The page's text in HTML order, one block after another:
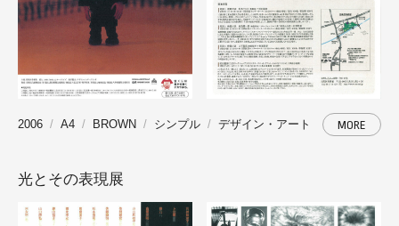
2006 A4 BROWN シンプル デザイン・アート MORE
光とその表現展